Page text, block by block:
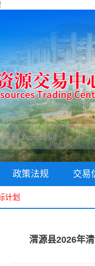
政策法规 交易
计划
渭源县2026年